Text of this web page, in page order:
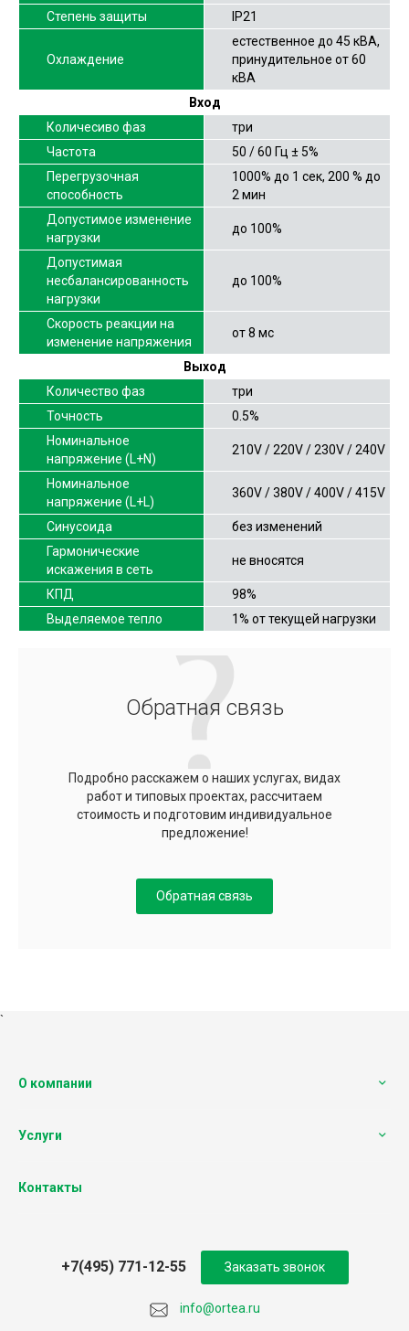
Степень защиты
IP21
Охлаждение
естественное до 45 кВА,
принудительное от 60
кВА
Вход
Количесиво фаз
три
Частота
50 / 60 Гц ± 5%
Перегрузочная
способность
1000% до 1 сек, 200 % до
2 мин
Допустимое изменение
нагрузки
до 100%
Допустимая
несбалансированность
нагрузки
до 100%
Скорость реакции на
изменение напряжения
от 8 мс
Выход
Количество фаз
три
Точность
0.5%
Номинальное
напряжение (L+N)
210V / 220V / 230V / 240V
Номинальное
напряжение (L+L)
360V / 380V / 400V / 415V
Синусоида
без изменений
Гармонические
искажения в сеть
не вносятся
КПД
98%
Выделяемое тепло
1% от текущей нагрузки
Обратная связь
Подробно расскажем о наших услугах, видах
работ и типовых проектах, рассчитаем
стоимость и подготовим индивидуальное
предложение!
Обратная связь
`
О компании
Услуги
Контакты
info@ortea.ru
+7(495) 771-12-55 Заказать звонок